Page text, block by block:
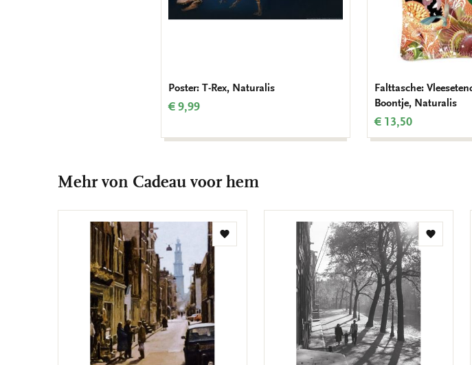
Poster: T-Rex, Naturalis
€ 9,99
Falttasche:
Boontje, Naturalis
€ 13,50
Mehr von Cadeau voor hem
Zur
Zur